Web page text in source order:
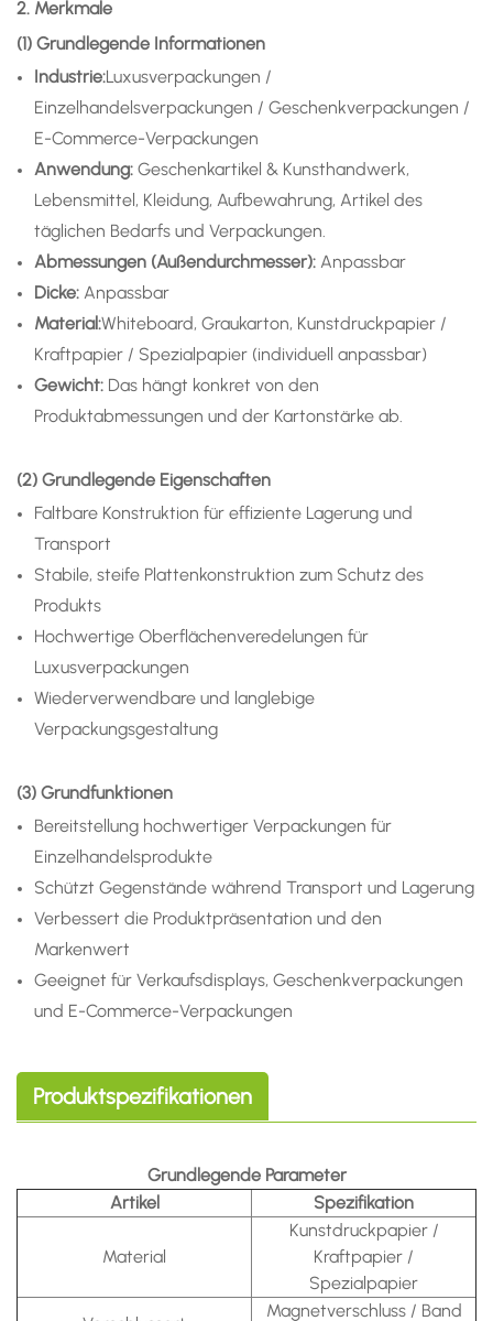
2. Merkmale
(1) Grundlegende Informationen
Industrie:Luxusverpackungen /
Einzelhandelsverpackungen / Geschenkverpackungen /
E-Commerce-Verpackungen
Anwendung: Geschenkartikel & Kunsthandwerk,
Lebensmittel, Kleidung, Aufbewahrung, Artikel des
täglichen Bedarfs und Verpackungen.
Abmessungen (Außendurchmesser): Anpassbar
Dicke: Anpassbar
Material:Whiteboard, Graukarton, Kunstdruckpapier /
Kraftpapier / Spezialpapier (individuell anpassbar)
Gewicht: Das hängt konkret von den
Produktabmessungen und der Kartonstärke ab.
(2) Grundlegende Eigenschaften
Faltbare Konstruktion für effiziente Lagerung und
Transport
Stabile, steife Plattenkonstruktion zum Schutz des
Produkts
Hochwertige Oberflächenveredelungen für
Luxusverpackungen
Wiederverwendbare und langlebige
Verpackungsgestaltung
(3) Grundfunktionen
Bereitstellung hochwertiger Verpackungen für
Einzelhandelsprodukte
Schützt Gegenstände während Transport und Lagerung
Verbessert die Produktpräsentation und den
Markenwert
Geeignet für Verkaufsdisplays, Geschenkverpackungen
und E-Commerce-Verpackungen
Produktspezifikationen
Grundlegende Parameter
Artikel
Spezifikation
Material
Kunstdruckpapier /
Kraftpapier /
Spezialpapier
Magnetverschluss / Band